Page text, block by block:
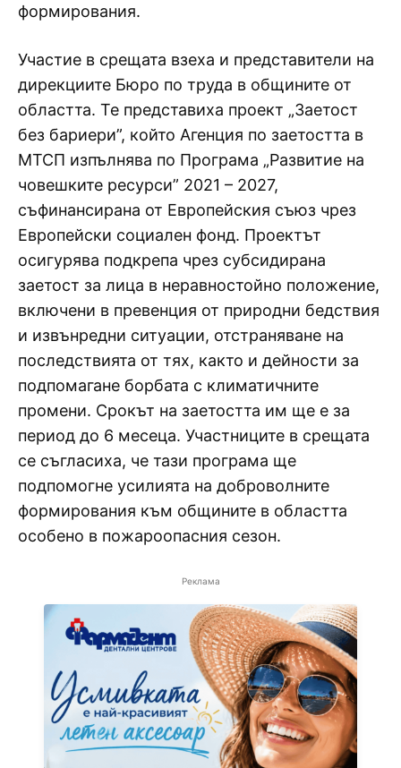
формирования.
Участие в срещата взеха и представители на
дирекциите Бюро по труда в общините от
областта. Те представиха проект „Заетост
без бариери”, който Агенция по заетостта в
МТСП изпълнява по Програма „Развитие на
човешките ресурси” 2021 – 2027,
съфинансирана от Европейския съюз чрез
Европейски социален фонд. Проектът
осигурява подкрепа чрез субсидирана
заетост за лица в неравностойно положение,
включени в превенция от природни бедствия
и извънредни ситуации, отстраняване на
последствията от тях, както и дейности за
подпомагане борбата с климатичните
промени. Срокът на заетостта им ще е за
период до 6 месеца. Участниците в срещата
се съгласиха, че тази програма ще
подпомогне усилията на доброволните
формирования към общините в областта
особено в пожароопасния сезон.
Реклама